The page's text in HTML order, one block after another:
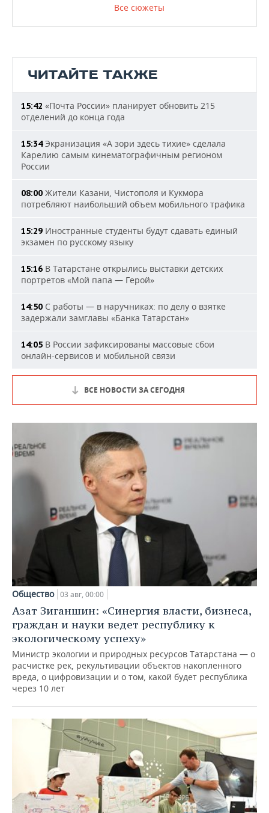
Все сюжеты
ЧИТАЙТЕ ТАКЖЕ
15:42 «Почта России» планирует обновить 215
отделений до конца года
15:34Экранизация «А зори здесь тихие» сделала
Карелию самым кинематографичным регионом
России
08:00 Жители Казани, Чистополя и Кукмора
потребляют наибольший объем мобильного трафика
15:29 Иностранные студенты будут сдавать единый
экзамен по русскому языку
15:16 В Татарстане открылись выставки детских
портретов «Мой папа — Герой»
14:50 С работы — в наручниках: по делу о взятке
задержали замглавы «Банка Татарстан»
14:05 В России зафиксированы массовые сбои
онлайн-сервисов и мобильной связи
ВСЕ НОВОСТИ ЗА СЕГОДНЯ
Общество 03 авг, 00:00
Азат Зиганшин: «Синергия власти, бизнеса,
граждан и науки ведет республику к
экологическому успеху»
Министр экологии и природных ресурсов Татарстана — о
расчистке рек, рекультивации объектов накопленного
вреда, о цифровизации и о том, какой будет республика
через 10 лет